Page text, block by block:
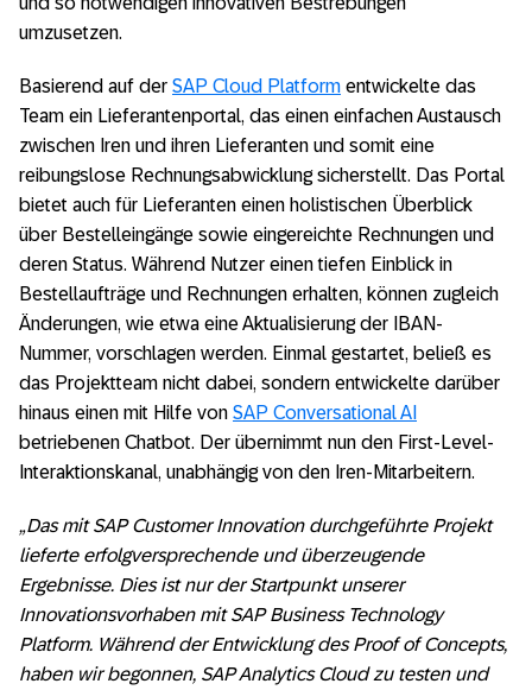
umzusetzen.
Basierend auf der SAP Cloud Platform entwickelte das
Team ein Lieferantenportal, das einen einfachen Austausch
zwischen Iren und ihren Lieferanten und somit eine
reibungslose Rechnungsabwicklung sicherstellt. Das Portal
bietet auch für Lieferanten einen holistischen Überblick
über Bestelleingänge sowie eingereichte Rechnungen und
deren Status. Während Nutzer einen tiefen Einblick in
Bestellaufträge und Rechnungen erhalten, können zugleich
Änderungen, wie etwa eine Aktualisierung der IBAN-
Nummer, vorschlagen werden. Einmal gestartet, beließ es
das Projektteam nicht dabei, sondern entwickelte darüber
hinaus einen mit Hilfe von SAP Conversational AI
betriebenen Chatbot. Der übernimmt nun den First-Level-
Interaktionskanal, unabhängig von den Iren-Mitarbeitern.
„Das mit SAP Customer Innovation durchgeführte Projekt
lieferte erfolgversprechende und überzeugende
Ergebnisse. Dies ist nur der Startpunkt unserer
Innovationsvorhaben mit SAP Business Technology
Platform. Während der Entwicklung des Proof of Concepts,
haben wir begonnen, SAP Analytics Cloud zu testen und